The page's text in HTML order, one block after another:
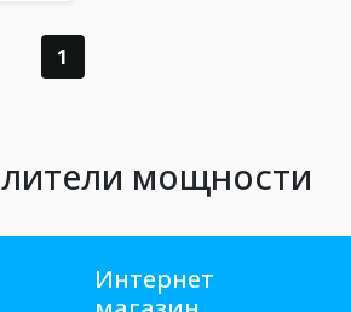
1
мощности
Интернет